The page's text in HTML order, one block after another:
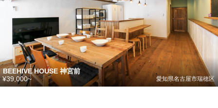
BEEHIVE HOUSE 神宮前
愛知県名古屋市瑞穂区
¥39,000~